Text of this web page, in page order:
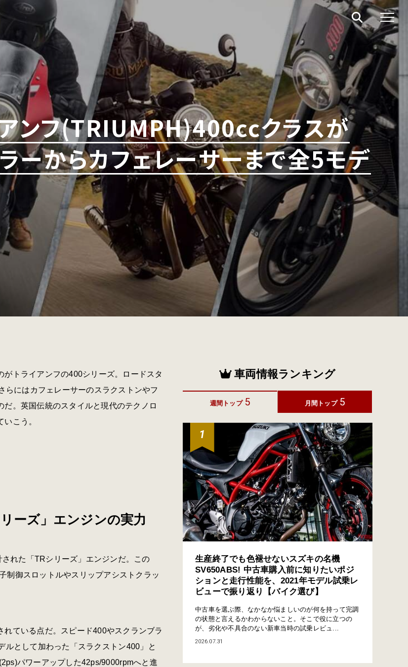
ンフ(TRIUMPH)400ccクラスが
ーからカフェレーサーまで全5モデ
トライアンフの400シリーズ。ロードスタ
にはカフェレーサーのスラクストンやフ
。英国伝統のスタイルと現代のテクノロ
こう。
ーズ」エンジンの実力
れた「TRシリーズ」エンジンだ。この
制御スロットルやスリップアシストクラッ
ている点だ。スピード400やスクランブラ
として加わった「スラクストン400」と
パワーアップした42ps/9000rpmへと進
車両情報ランキング
週間トップ 5 月間トップ 5
生産終了でも色褪せないスズキの名機
SV650ABS! 中古車購入前に知りたいポジ
ションと走行性能を、2021年モデル試乗レ
ビューで振り返り【バイク選び】
中古車を選ぶ際、なかなか悩ましいのが何を持って完調
の状態と言えるかわからないこと。そこで役に立つの
が、劣化や不具合のない新車当時の試乗レビュ...
2026.07.31